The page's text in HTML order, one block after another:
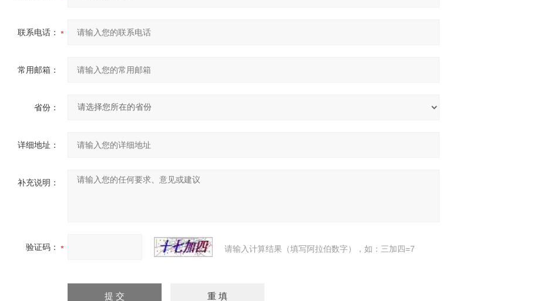
联系电话：
常用邮箱：
省份：
详细地址：
补充说明：
验证码： 请输入计算结果（填写阿拉伯数字），如：三加四=7